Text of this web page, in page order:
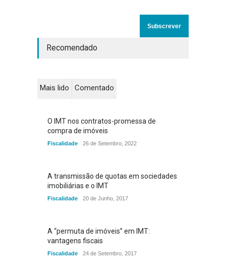
Recomendado
Mais lido Comentado
O IMT nos contratos-promessa de
compra de imóveis
Fiscalidade 26 de Setembro, 2022
A transmissão de quotas em sociedades
imobiliárias e o IMT
Fiscalidade 20 de Junho, 2017
A “permuta de imóveis” em IMT:
vantagens fiscais
Fiscalidade 24 de Setembro, 2017